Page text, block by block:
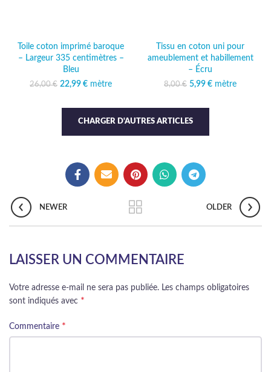
Toile coton imprimé baroque
– Largeur 335 centimètres –
Bleu
26,00€ Le prix initial était :
22,99 €
Le prix
22,99 €.
mètre
Tissu en coton uni pour
ameublement et habillement
– Écru
8,00€ Le prix initial était :
5,99 € Le prix actuel
mètre
CHARGER D'AUTRES ARTICLES
NEWER OLDER
LAISSER UN COMMENTAIRE
Votre adresse e-mail ne sera pas publiée. Les champs obligatoires
sont indiqués avec *
Commentaire *